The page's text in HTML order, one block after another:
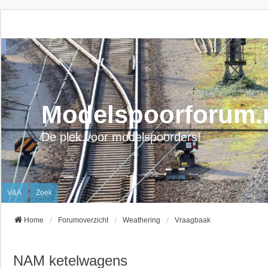
De plek voor modelspoorders!
V&A Zoek
Home Forumoverzicht Weathering Vraagbaak
NAM ketelwagens